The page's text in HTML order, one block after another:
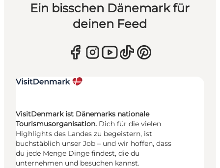
Ein bisschen Dänemark für
deinen Feed
VisitDenmark ist Dänemarks nationale
Tourismusorganisation. Dich für die vielen
Highlights des Landes zu begeistern, ist
buchstäblich unser Job – und wir hoffen, dass
du jede Menge Dinge findest, die du
unternehmen und besuchen kannst.